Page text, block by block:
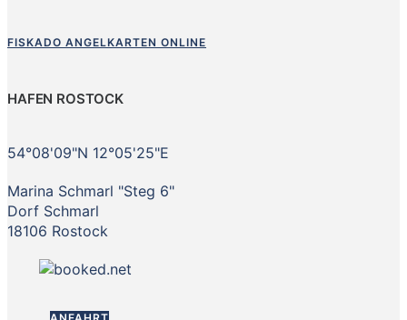
FISKADO ANGELKARTEN ONLINE
HAFEN ROSTOCK
54°08'09"N 12°05'25"E
Marina Schmarl "Steg 6"
Dorf Schmarl
18106 Rostock
ANFAHRT